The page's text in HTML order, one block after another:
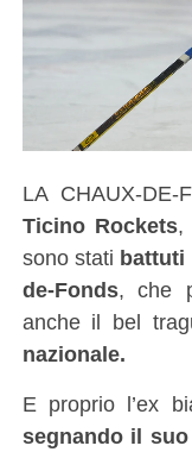
LA CHAUX-
Ticino Rockets,
sono stati battuti
de-Fonds, che
anche il bel
nazionale.
E proprio l’ex
segnando il